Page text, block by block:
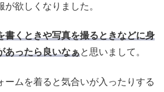
欲しくなりました。
書くときや写真を撮るときなどに身
あったら良いなぁと思いまして。
ームを着ると気合いが入ったりする